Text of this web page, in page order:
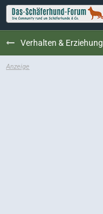
Verhalten & Erziehung